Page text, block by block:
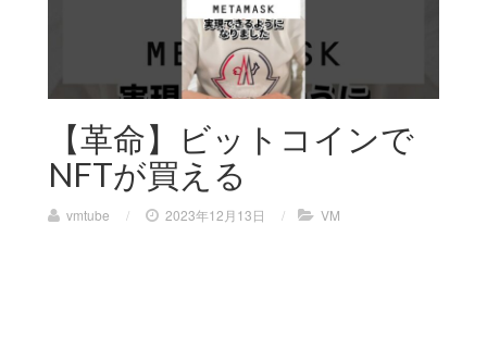
【革命】ビットコインで
NFTが買える
vmtube / 2023年12月13日 / VM